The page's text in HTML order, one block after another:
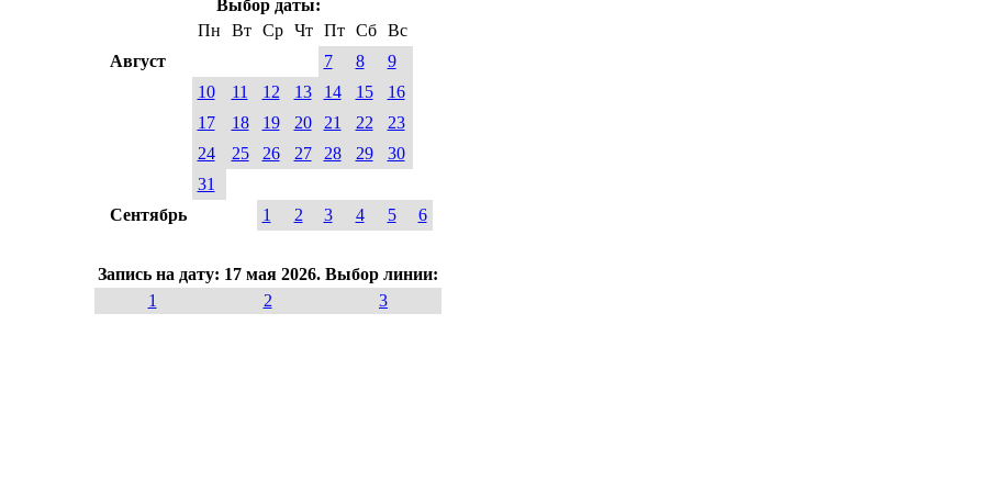
Выбор даты:
Пн
Вт Ср Чт Пт Сб
Вс
Август
7 8
9
10
11 12 13 14 15
16
17
18 19 20 21 22
23
24
25 26 27 28 29
30
31
Сентябрь
1 2 3 4 5 6
Запись на дату: 17 мая 2026. Выбор линии:
1
2 3